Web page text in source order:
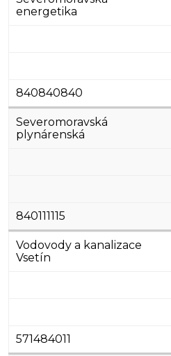
energetika
840840840
Severomoravská
plynárenská
840111115
Vodovody a kanalizace
Vsetín
571484011